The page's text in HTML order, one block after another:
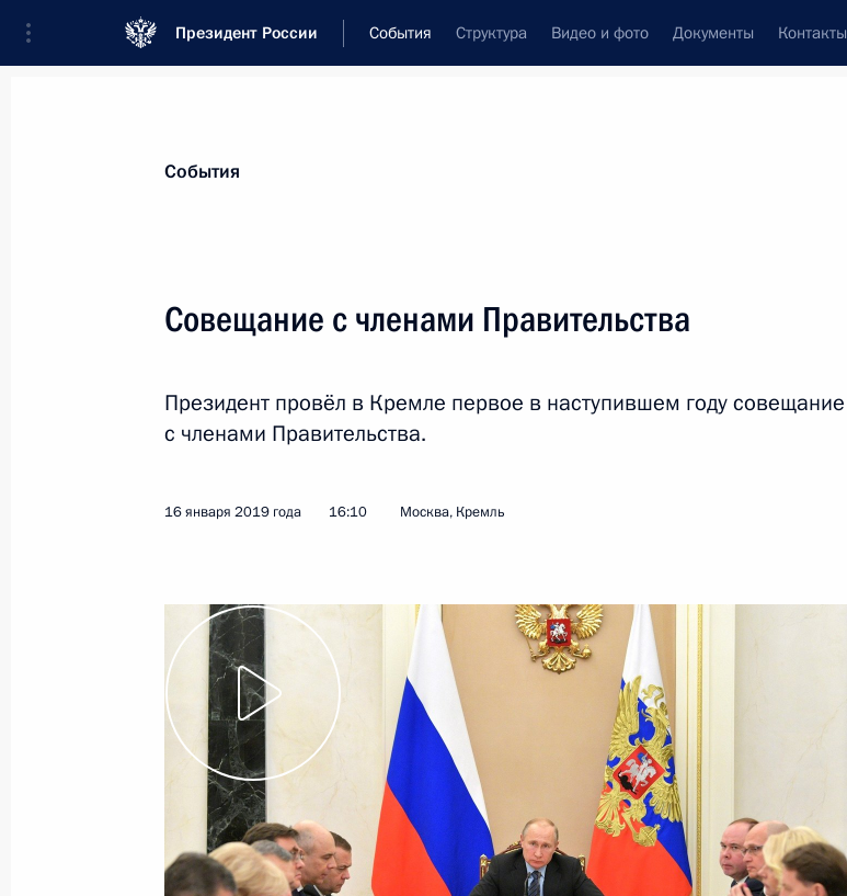
Президент России События Структура Видео и фото Документы Контакты
Новости
ордена Александра Невского
17 января 2019 года, 18:50 Белград
Российско-сербские переговоры
Возложение венков к Монументу освободителям Белграда
и Памятнику советскому солдату
17 января 2019 года, 15:50 Белград
Владимир Путин прибыл в Сербию
17 января 2019 года, 15:20
События
Совещание с членами Правительства
Президент провёл в Кремле первое в наступившем году совещание
с членами Правительства.
16 января 2019 года 16:10 Москва, Кремль